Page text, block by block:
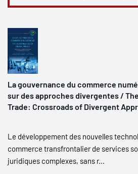
La gouvernance du commerce
sur des approches divergentes /
Trade: Crossroads of Divergent
Le développement des nouvelles
commerce transfrontalier de services
juridiques complexes, sans r...